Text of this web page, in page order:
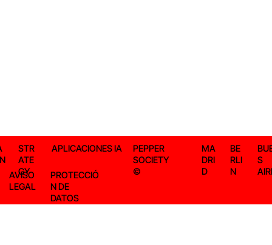
STR
ATE
GY
APLICACIONES IA
PEPPER
SOCIETY
©
MA
DRI
D
BE
RLI
N
S
AVISO
LEGAL
PROTECCIÓ
N DE
DATOS